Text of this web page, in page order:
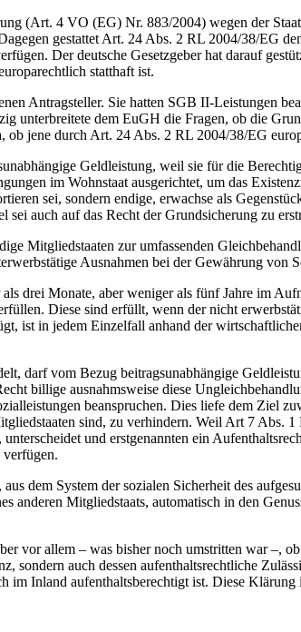
(Art. 4 VO (EG) Nr. 883/2004) wegen der
gestattet Art. 24 Abs. 2 RL 2004/38/EG
Der deutsche Gesetzgeber hat darauf
statthaft ist.
Antragsteller. Sie hatten SGB II-Leistungen
unterbreitete dem EuGH die Fragen, ob die
jene durch Art. 24 Abs. 2 RL 2004/38/EG
Geldleistung, weil sie für die
im Wohnstaat ausgerichtet, um das
sei, sondern endige, erwachse als
sei auch auf das Recht der Grundsicherung zu
Mitgliedstaaten zur umfassenden
Ausnahmen bei der Gewährung von
drei Monate, aber weniger als fünf Jahre im
Diese sind erfüllt, wenn der nicht
ist in jedem Einzelfall anhand der
darf vom Bezug beitragsunabhängige
billige ausnahmsweise diese
beanspruchen. Dies liefe dem Ziel
sind, zu verhindern. Weil Art 7 Abs.
und erstgenannten ein
verfügen.
dem System der sozialen Sicherheit des
anderen Mitgliedstaats, automatisch in den
vor allem – was bisher noch umstritten war –,
auch dessen aufenthaltsrechtliche
im Inland aufenthaltsberechtigt ist. Diese